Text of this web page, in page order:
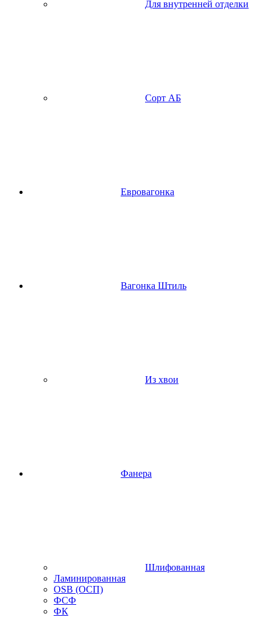
Для внутренней отделки
Сорт АБ
Евровагонка
Вагонка Штиль
Из хвои
Фанера
Шлифованная
Ламинированная
OSB (ОСП)
ФСФ
ФК